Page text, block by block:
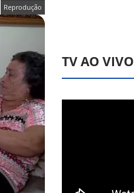
Reprodução
TV AO VIVO